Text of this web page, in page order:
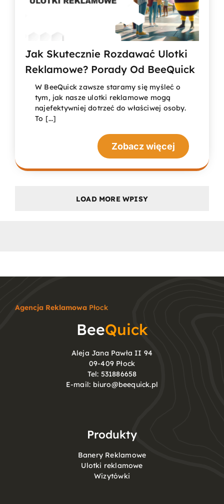
Jak Skutecznie Rozdawać Ulotki
Reklamowe? Porady Od BeeQuick
W BeeQuick zawsze staramy się myśleć o
tym, jak nasze ulotki reklamowe mogą
najefektywniej dotrzeć do właściwej osoby.
To [...]
Zobacz więcej
LOAD MORE WPISY
Agencja ReklamowaPłock
BeeQuick
Aleja Jana Pawła II 94
09-409 Płock
Tel: 531886658
E-mail: biuro@beequick.pl
Produkty
Banery Reklamowe
Ulotki reklamowe
Wizytówki